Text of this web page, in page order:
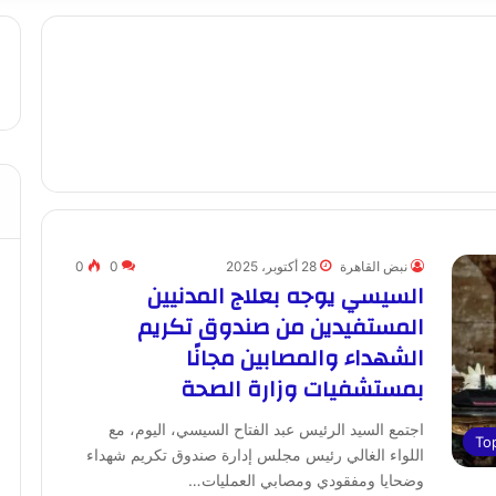
نبض القاهرة 28 أكتوبر، 2025 0
0
السيسي يوجه بعلاج المدنيين
المستفيدين من صندوق تكريم
الشهداء والمصابين مجانًا
بمستشفيات وزارة الصحة
اجتمع السيد الرئيس عبد الفتاح السيسي، اليوم، مع
اللواء الغالي رئيس مجلس إدارة صندوق تكريم شهداء
وضحايا ومفقودي ومصابي العمليات…